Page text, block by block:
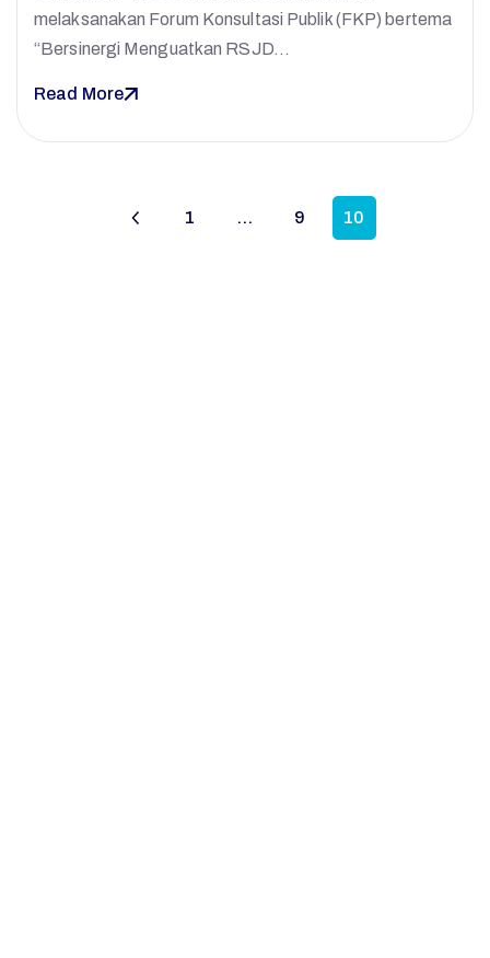
H
M
melaksanakan Forum Konsultasi Publik (FKP) bertema
“Bersinergi Menguatkan RSJD…
Read More
1 … 9 10